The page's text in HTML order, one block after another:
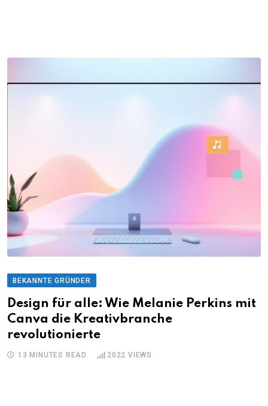
BEKANNTE GRÜNDER
Design für alle: Wie Melanie Perkins mit
Canva die Kreativbranche
revolutionierte
13 MINUTES READ 2022 VIEWS